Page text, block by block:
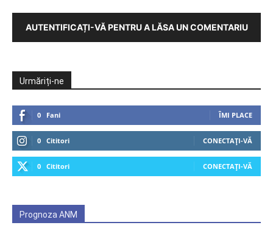
AUTENTIFICAȚI-VĂ PENTRU A LĂSA UN COMENTARIU
Urmăriți-ne
0 Fani ÎMI PLACE
0 Cititori CONECTAȚI-VĂ
0 Cititori CONECTAȚI-VĂ
Prognoza ANM